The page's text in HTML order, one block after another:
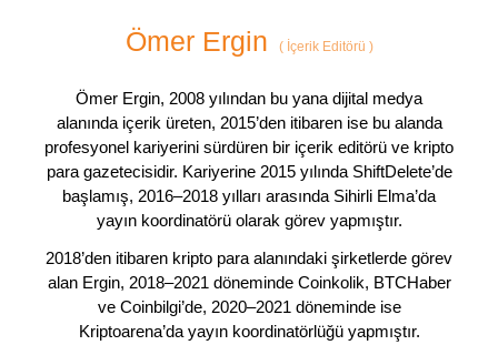
Ömer Ergin (İçerik Editörü )
Ömer Ergin, 2008 yılından bu yana dijital medya
alanında içerik üreten, 2015’den itibaren ise bu alanda
profesyonel kariyerini sürdüren bir içerik editörü ve kripto
para gazetecisidir. Kariyerine 2015 yılında ShiftDelete’de
başlamış, 2016–2018 yılları arasında Sihirli Elma’da
yayın koordinatörü olarak görev yapmıştır.
2018’den itibaren kripto para alanındaki şirketlerde görev
alan Ergin, 2018–2021 döneminde Coinkolik, BTCHaber
ve Coinbilgi’de, 2020–2021 döneminde ise
Kriptoarena’da yayın koordinatörlüğü yapmıştır.